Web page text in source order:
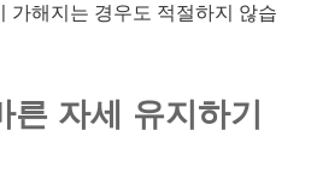
가해지는 경우도 적절하지 않습
자세 유지하기